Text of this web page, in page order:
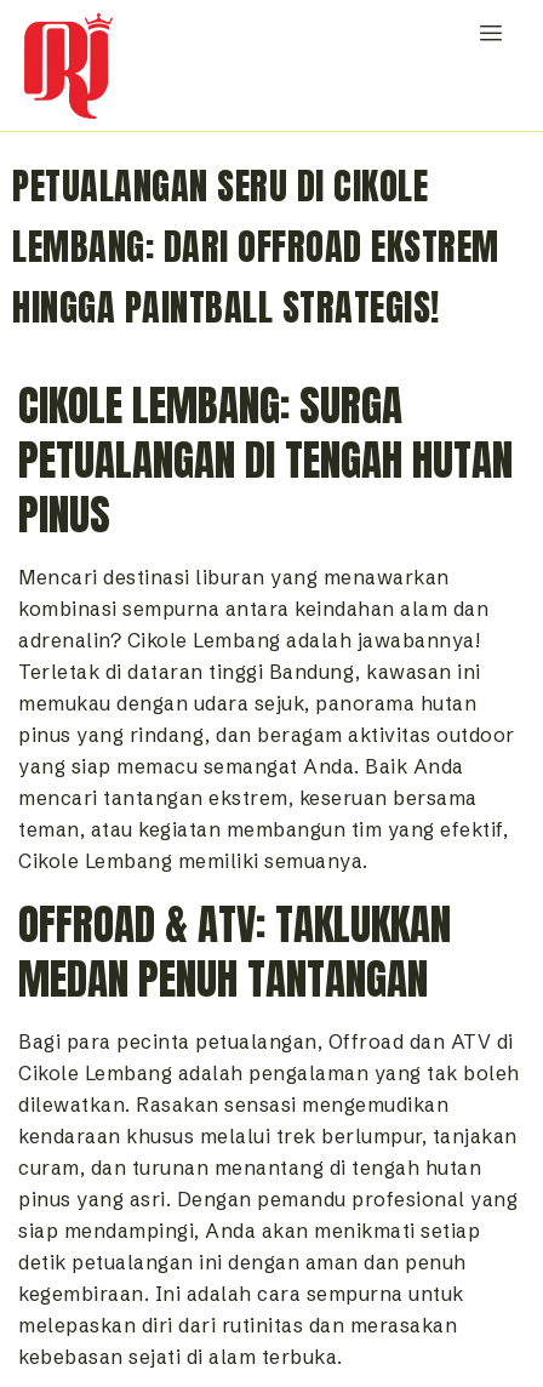
PETUALANGAN SERU DI CIKOLE
LEMBANG: DARI OFFROAD EKSTREM
HINGGA PAINTBALL STRATEGIS!
CIKOLE LEMBANG: SURGA
PETUALANGAN DI TENGAH HUTAN
PINUS
Mencari destinasi liburan yang menawarkan
kombinasi sempurna antara keindahan alam dan
adrenalin? Cikole Lembang adalah jawabannya!
Terletak di dataran tinggi Bandung, kawasan ini
memukau dengan udara sejuk, panorama hutan
pinus yang rindang, dan beragam aktivitas outdoor
yang siap memacu semangat Anda. Baik Anda
mencari tantangan ekstrem, keseruan bersama
teman, atau kegiatan membangun tim yang efektif,
Cikole Lembang memiliki semuanya.
OFFROAD & ATV: TAKLUKKAN
MEDAN PENUH TANTANGAN
Bagi para pecinta petualangan, Offroad dan ATV di
Cikole Lembang adalah pengalaman yang tak boleh
dilewatkan. Rasakan sensasi mengemudikan
kendaraan khusus melalui trek berlumpur, tanjakan
curam, dan turunan menantang di tengah hutan
pinus yang asri. Dengan pemandu profesional yang
siap mendampingi, Anda akan menikmati setiap
detik petualangan ini dengan aman dan penuh
kegembiraan. Ini adalah cara sempurna untuk
melepaskan diri dari rutinitas dan merasakan
kebebasan sejati di alam terbuka.